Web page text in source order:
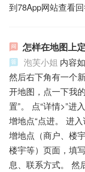
到78App网站查看
怎样在地图上
泡芙小姐 内容
然后右下角有一个
开地图，点一下我
置”。 点“详情>”进
增地点“点进。 进
增地点（商户、楼
楼宇等）页面，填
息、联系方式。 然